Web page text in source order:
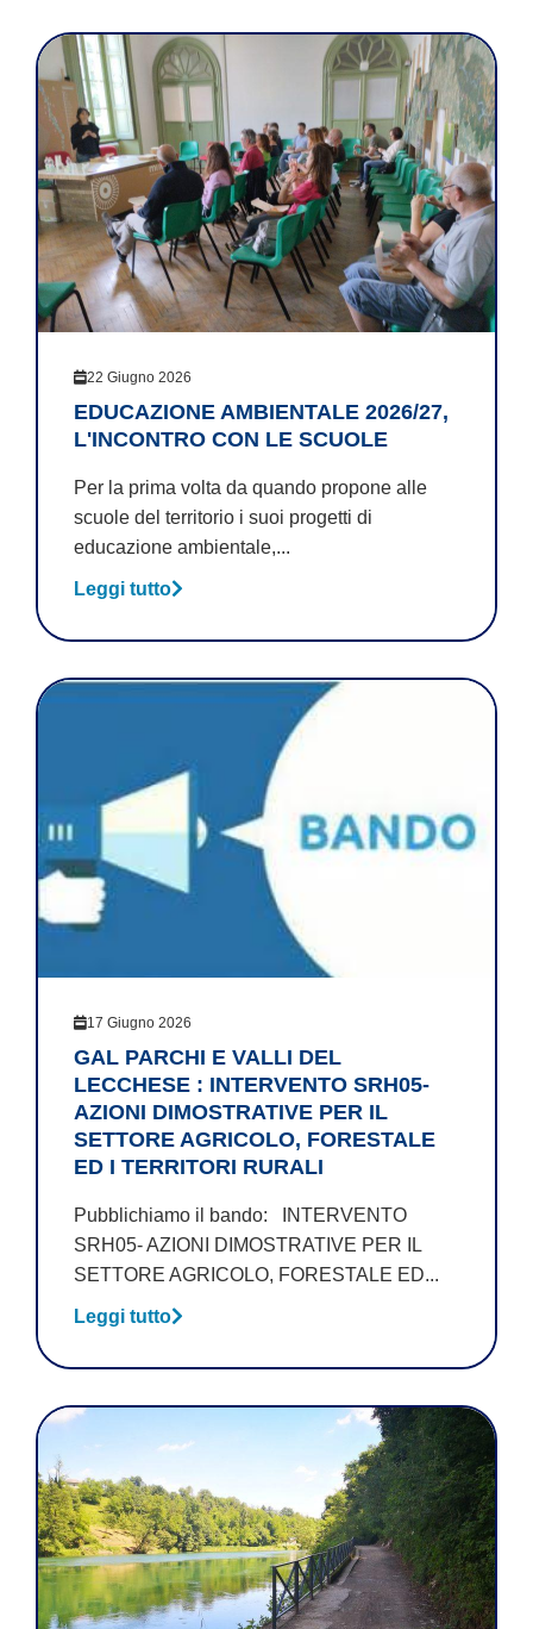
22 Giugno 2026
EDUCAZIONE AMBIENTALE 2026/27,
L'INCONTRO CON LE SCUOLE
Per la prima volta da quando propone alle
scuole del territorio i suoi progetti di
educazione ambientale,...
Leggi tutto
17 Giugno 2026
GAL PARCHI E VALLI DEL
LECCHESE : INTERVENTO SRH05-
AZIONI DIMOSTRATIVE PER IL
SETTORE AGRICOLO, FORESTALE
ED I TERRITORI RURALI
Pubblichiamo il bando: INTERVENTO
SRH05- AZIONI DIMOSTRATIVE PER IL
SETTORE AGRICOLO, FORESTALE ED...
Leggi tutto